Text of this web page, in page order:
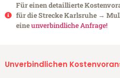
Für einen detaillierte
für die Strecke Karlsruhe →
eineunverbindliche Anfrage!
Unverbindlichen